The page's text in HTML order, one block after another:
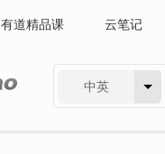
有道精品课 云笔记
中英